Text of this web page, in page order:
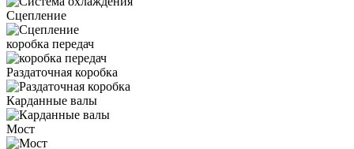
Сцепление
коробка передач
Раздаточная коробка
Карданные валы
Мост